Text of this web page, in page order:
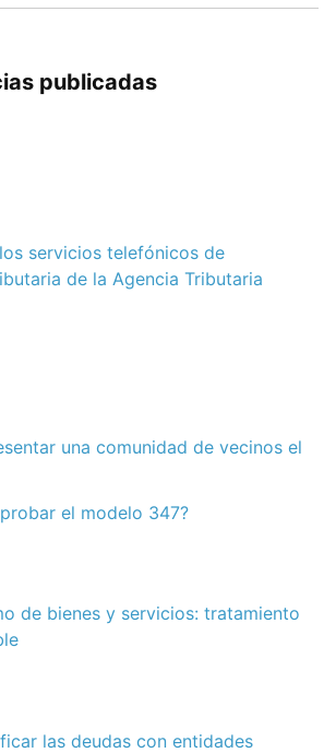
publicadas
servicios telefónicos de
de la Agencia Tributaria
una comunidad de vecinos el
el modelo 347?
de bienes y servicios: tratamiento
las deudas con entidades